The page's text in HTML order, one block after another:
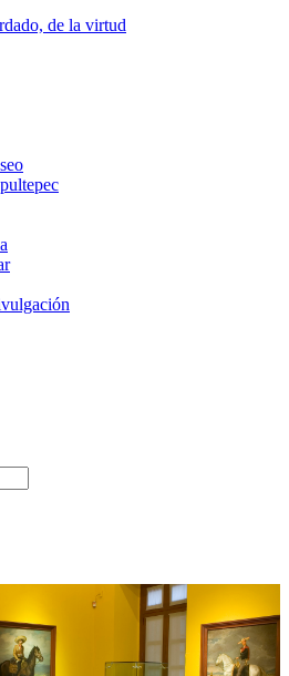
de la virtud